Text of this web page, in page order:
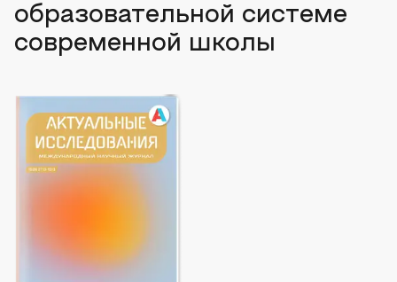
образовательной системе
современной школы